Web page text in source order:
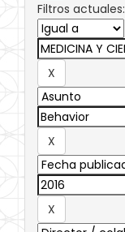
Filtros actuales: